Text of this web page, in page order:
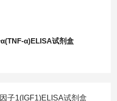
α)ELISA试剂盒